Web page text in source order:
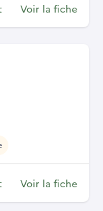
Voir la fiche
Voir la fiche